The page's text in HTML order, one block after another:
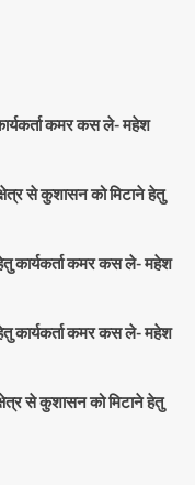
कमर कस ले- महेश
से कुशासन को मिटाने हेतु
कार्यकर्ता कमर कस ले- महेश
कार्यकर्ता कमर कस ले- महेश
से कुशासन को मिटाने हेतु